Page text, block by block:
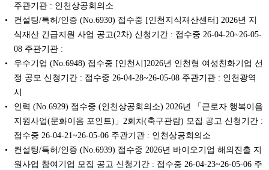
주관기관 : 인천상공회의소
컨설팅/특허/인증 (No.6930) 접수중 [인천지식재산센터] 2026년 지
식재산 긴급지원 사업 공고(2차) 신청기간 : 접수중 26-04-20~26-05-
08 주관기관 :
우수기업 (No.6948) 접수중 [인천시]2026년 인천형 여성친화기업 선
정 공모 신청기간 : 접수중 26-04-28~26-05-08 주관기관 : 인천광역
시
인력 (No.6929) 접수중 (인천상공회의소) 2026년 「근로자 행복이음
지원사업(문화이음 포인트)」2회차(축구관람) 모집 공고 신청기간 :
접수중 26-04-21~26-05-06 주관기관 : 인천상공회의소
컨설팅/특허/인증 (No.6939) 접수중 2026년 바이오기업 해외진출 지
원사업 참여기업 모집 공고 신청기간 : 접수중 26-04-23~26-05-06 주